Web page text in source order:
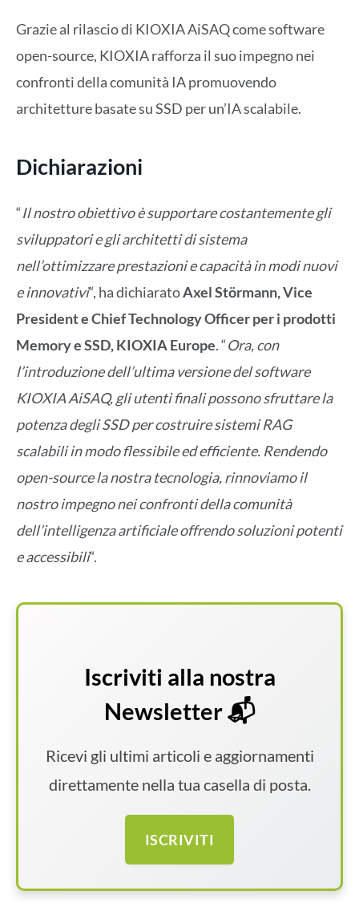
Grazie al rilascio di KIOXIA AiSAQ come software
open-source, KIOXIA rafforza il suo impegno nei
confronti della comunità IA promuovendo
architetture basate su SSD per un’IA scalabile.
Dichiarazioni
“Il nostro obiettivo è supportare costantemente gli
sviluppatori e gli architetti di sistema
nell’ottimizzare prestazioni e capacità in modi nuovi
e innovativi“, ha dichiaratoAxel Störmann, Vice
President e Chief Technology Officer per i prodotti
Memory e SSD, KIOXIA Europe. “Ora, con
l’introduzione dell’ultima versione del software
KIOXIA AiSAQ, gli utenti finali possono sfruttare la
potenza degli SSD per costruire sistemi RAG
scalabili in modo flessibile ed efficiente. Rendendo
open-source la nostra tecnologia, rinnoviamo il
nostro impegno nei confronti della comunità
dell’intelligenza artificiale offrendo soluzioni potenti
e accessibili“.
Iscriviti alla nostra
Newsletter 📬
Ricevi gli ultimi articoli e aggiornamenti
direttamente nella tua casella di posta.
ISCRIVITI